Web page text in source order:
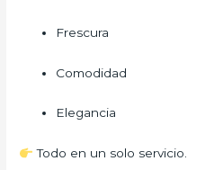
Frescura
Comodidad
Elegancia
Todo en un solo servicio.